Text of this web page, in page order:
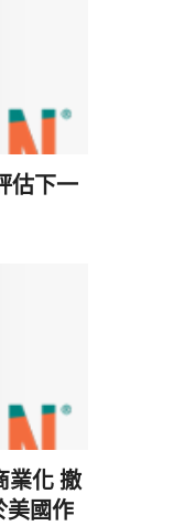
估下一
業化 撤
美國作